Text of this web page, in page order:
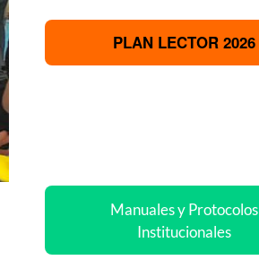
PLAN LECTOR 2026
Manuales yProtocolos
Institucionales